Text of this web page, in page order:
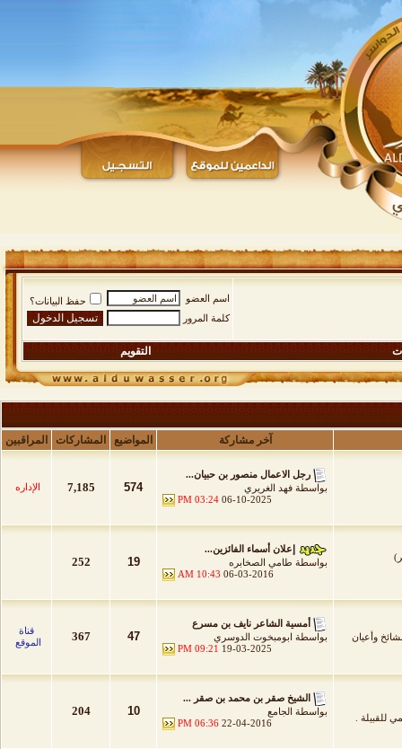
اسم العضو
حفظ البيانات؟
كلمة المرور
التقويم
آخر مشاركة المواضيع المشاركات المراقبين
رجل الاعمال منصور بن حبيان...
بواسطة فهد الغريري
06-10-2025
03:24 PM
574
7,185 الإداره
إعلان أسماء الفائزين...
بواسطة طامي الصخابره
06-03-2016
10:43 AM
19
252
وأعيان
أمسية الشاعر نايف بن مسرع
بواسطة ابومبخوت الدوسري
19-03-2025
09:21 PM
47
367
قناة
الموقع
للقبيلة .
الشيخ صقر بن محمد بن صقر ...
بواسطة الجامع
22-04-2016
06:36 PM
10
204